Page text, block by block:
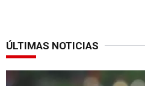
ÚLTIMAS NOTICIAS